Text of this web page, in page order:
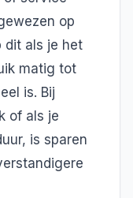
op
dit als je het
matig tot
is. Bij
of als je
is sparen